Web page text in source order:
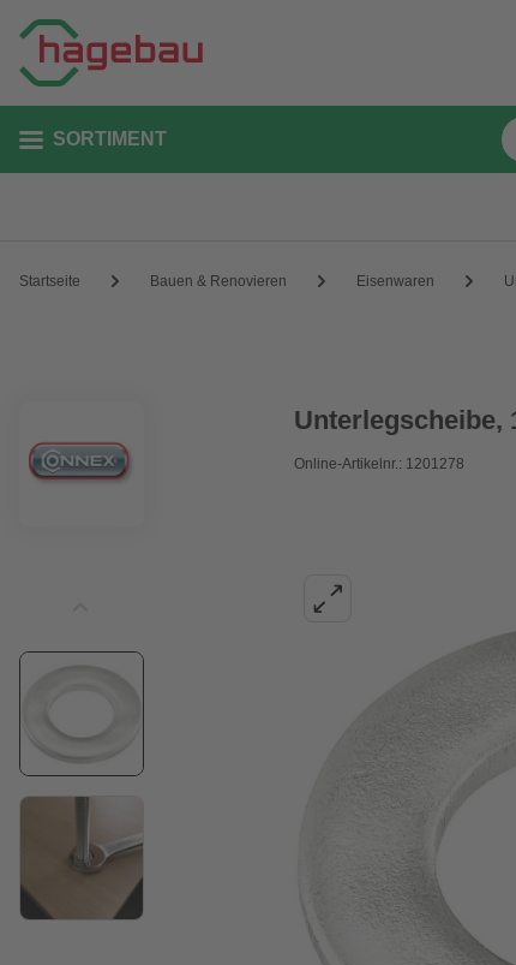
SORTIMENT
Startseite Bauen & Renovieren Eisenwaren
Unterlegscheibe,
Online-Artikelnr.: 1201278